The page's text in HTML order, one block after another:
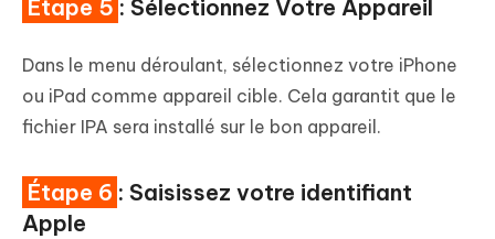
Étape 5 : Sélectionnez Votre Appareil
Dans le menu déroulant, sélectionnez votre iPhone
ou iPad comme appareil cible. Cela garantit que le
fichier IPA sera installé sur le bon appareil.
Étape 6 : Saisissez votre identifiant
Apple